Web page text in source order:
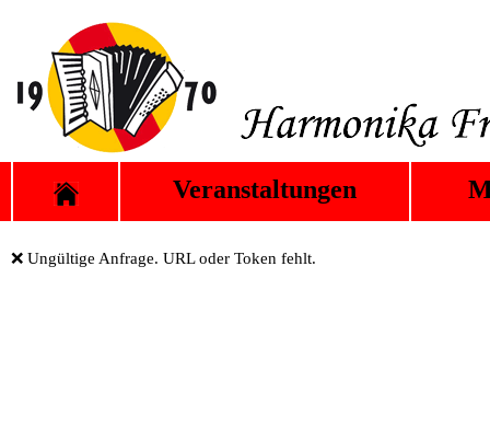
Veranstaltungen
❌ Ungültige Anfrage. URL oder Token fehlt.